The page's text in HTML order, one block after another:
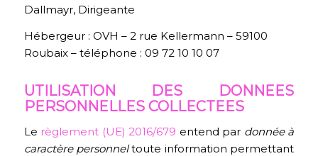
Dallmayr, Dirigeante
Hébergeur : OVH – 2 rue Kellermann – 59100
Roubaix – téléphone : 09 72 10 10 07
UTILISATION DES DONNEES
PERSONNELLES COLLECTEES
Le règlement (UE) 2016/679 entend par donnée à
caractère personneltoute information permettant